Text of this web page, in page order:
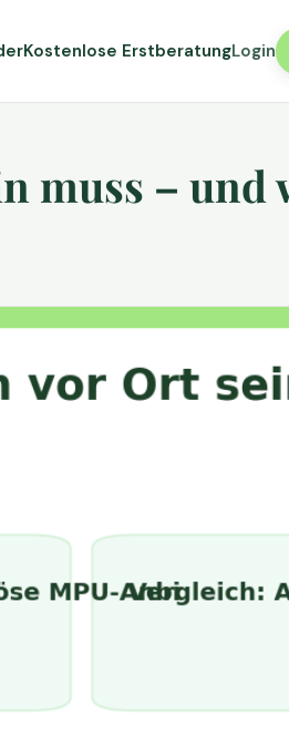
Kostenlose ErstberatungLogin
muss – und